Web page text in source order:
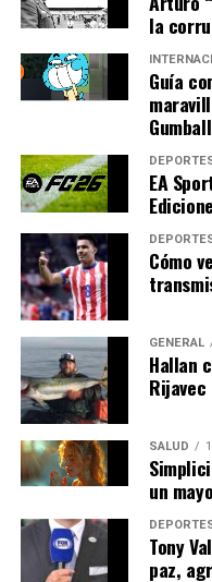
Expectativas
Analistas deportivos
encuentro para el Real
desesperadamente
descenso. Un experto
“Este
Real
su
podría ser
inflexión
Para el Athletic, el
la parte superior de la
la
Guía
EA
Cómo
GENERAL
Hallan
Rijavec
SALUD
un
Tony
paz,